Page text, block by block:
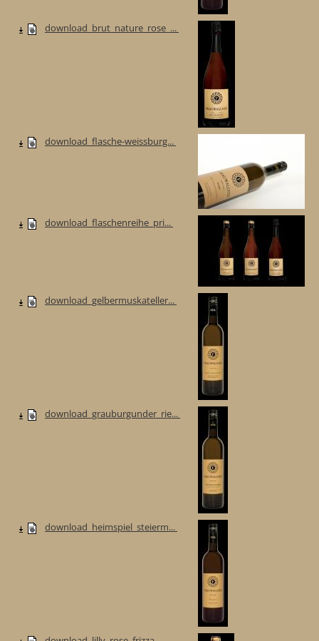
download_brut_nature_rose_...
download_flasche-weissburg...
download_flaschenreihe_pri...
download_gelbermuskateller...
download_grauburgunder_rie...
download_heimspiel_steierm...